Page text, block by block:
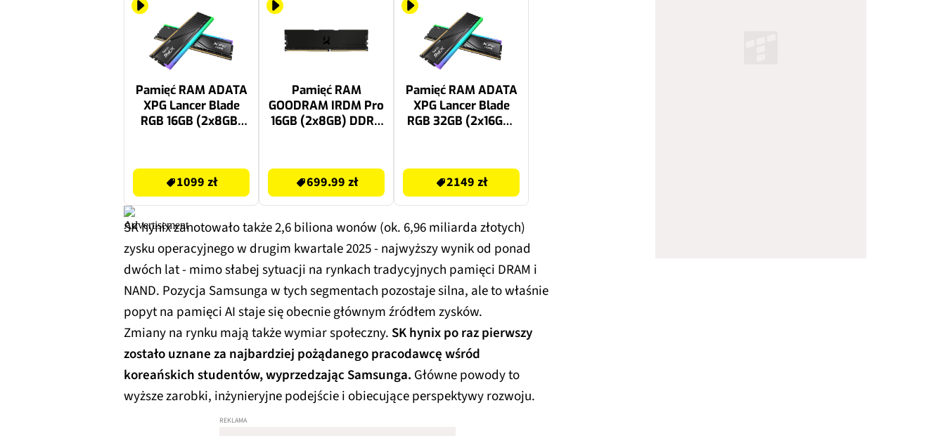
Pamięć RAM ADATA
XPG Lancer Blade
RGB 16GB (2x8GB)
1099 zł
Pamięć RAM
GOODRAM IRDM Pro
16GB (2x8GB) DDR4
699.99 zł
Pamięć RAM ADATA
XPG Lancer Blade
RGB 32GB (2x16GB)
2149 zł
SK hynix zanotowało także 2,6 biliona wonów (ok. 6,96 miliarda złotych)
zysku operacyjnego w drugim kwartale 2025 - najwyższy wynik od ponad
dwóch lat - mimo słabej sytuacji na rynkach tradycyjnych pamięci DRAM i
NAND. Pozycja Samsunga w tych segmentach pozostaje silna, ale to właśnie
popyt na pamięci AI staje się obecnie głównym źródłem zysków.
Zmiany na rynku mają także wymiar społeczny. SK hynix po raz pierwszy
zostało uznane za najbardziej pożądanego pracodawcę wśród
koreańskich studentów, wyprzedzając Samsunga. Główne powody to
wyższe zarobki, inżynieryjne podejście i obiecujące perspektywy rozwoju.